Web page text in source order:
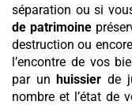
séparation ou si
de patrimoine
destruction ou
l’encontre de vos
par unhuissier de
nombre et l’état de